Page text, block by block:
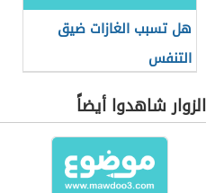
هل تسبب الغازات ضيق
التنفس
الزوار شاهدوا أيضاً